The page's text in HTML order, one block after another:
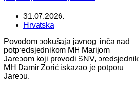
31.07.2026.
Hrvatska
Povodom pokušaja javnog linča nad
potpredsjednikom MH Marijom
Jarebom koji provodi SNV, predsjednik
MH Damir Zorić iskazao je potporu
Jarebu.